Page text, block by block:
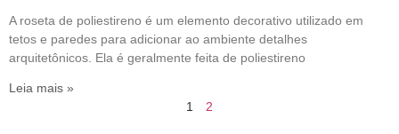
A roseta de poliestireno é um elemento decorativo utilizado em
tetos e paredes para adicionar ao ambiente detalhes
arquitetônicos. Ela é geralmente feita de poliestireno
Leia mais »
1
2